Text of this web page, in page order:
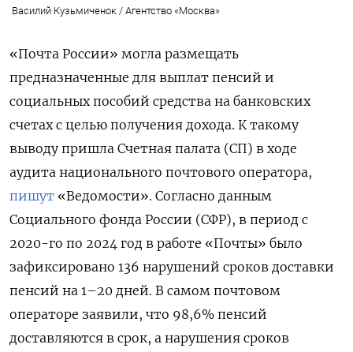
Василий Кузьмиченок / Агентство «Москва»
«Почта России» могла размещать
предназначенные для выплат пенсий и
социальных пособий средства на банковских
счетах с целью получения дохода. К такому
выводу пришла Счетная палата (СП) в ходе
аудита национального почтового оператора,
пишут «Ведомости». Согласно данным
Социального фонда России (СФР), в период с
2020-го по 2024 год в работе «Почты» было
зафиксировано 136 нарушений сроков доставки
пенсий на 1–20 дней. В самом почтовом
операторе заявили, что 98,6% пенсий
доставляются в срок, а нарушения сроков